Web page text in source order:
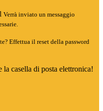
Verrà inviato un messaggio
Effettua il reset della password
casella di posta elettronica!